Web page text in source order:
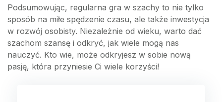
Podsumowując, regularna gra w szachy to nie tylko
sposób na miłe spędzenie czasu, ale także inwestycja
w rozwój osobisty. Niezależnie od wieku, warto dać
szachom szansę i odkryć, jak wiele mogą nas
nauczyć. Kto wie, może odkryjesz w sobie nową
pasję, która przyniesie Ci wiele korzyści!